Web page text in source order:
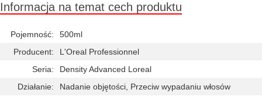
Informacja na temat cech produktu
Pojemność:
500ml
Producent:
L'Oreal Professionnel
Seria:
Density Advanced Loreal
Działanie:
Nadanie objętości, Przeciw wypadaniu włosów